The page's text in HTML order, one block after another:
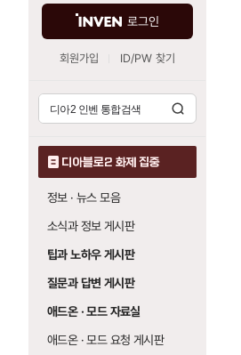
로그인
회원가입 ID/PW 찾기
디아블로2 화제 집중
정보 · 뉴스 모음
소식과 정보 게시판
팁과 노하우 게시판
질문과 답변 게시판
애드온 · 모드 자료실
애드온 · 모드 요청 게시판